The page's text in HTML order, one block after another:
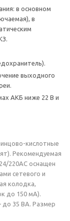
в основном
в
выходного
АКБ ниже 22 В и
кислотные
Рекомендуемая
220AC оснащен
сетевого и
колодка,
до 150 мА).
до 35 ВА. Размер